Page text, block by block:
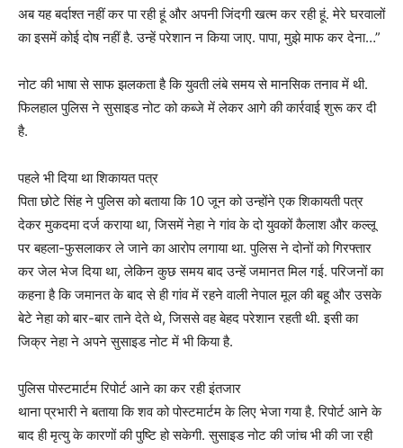
अब यह बर्दाश्त नहीं कर पा रही हूं और अपनी जिंदगी खत्म कर रही हूं. मेरे घरवालों
का इसमें कोई दोष नहीं है. उन्हें परेशान न किया जाए. पापा, मुझे माफ कर देना…”
नोट की भाषा से साफ झलकता है कि युवती लंबे समय से मानसिक तनाव में थी.
फिलहाल पुलिस ने सुसाइड नोट को कब्जे में लेकर आगे की कार्रवाई शुरू कर दी
है.
पहले भी दिया था शिकायत पत्र
पिता छोटे सिंह ने पुलिस को बताया कि 10 जून को उन्होंने एक शिकायती पत्र
देकर मुकदमा दर्ज कराया था, जिसमें नेहा ने गांव के दो युवकों कैलाश और कल्लू
पर बहला-फुसलाकर ले जाने का आरोप लगाया था. पुलिस ने दोनों को गिरफ्तार
कर जेल भेज दिया था, लेकिन कुछ समय बाद उन्हें जमानत मिल गई. परिजनों का
कहना है कि जमानत के बाद से ही गांव में रहने वाली नेपाल मूल की बहू और उसके
बेटे नेहा को बार-बार ताने देते थे, जिससे वह बेहद परेशान रहती थी. इसी का
जिक्र नेहा ने अपने सुसाइड नोट में भी किया है.
पुलिस पोस्टमार्टम रिपोर्ट आने का कर रही इंतजार
थाना प्रभारी ने बताया कि शव को पोस्टमार्टम के लिए भेजा गया है. रिपोर्ट आने के
बाद ही मृत्यु के कारणों की पुष्टि हो सकेगी. सुसाइड नोट की जांच भी की जा रही